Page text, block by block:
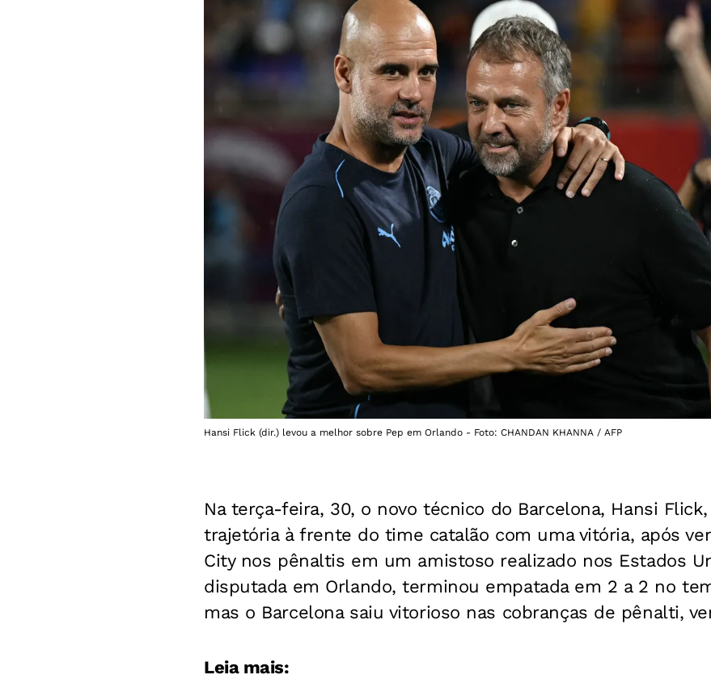
Hansi Flick (dir.) levou a melhor sobre Pep em Orlando - Foto: CHANDAN KHANNA / AFP
Na terça-feira, 30, o novo técnico do Barcelona, Hansi
trajetória à frente do time catalão com uma vitória, após
City nos pênaltis em um amistoso realizado nos Estados
disputada em Orlando, terminou empatada em 2 a 2 no
mas o Barcelona saiu vitorioso nas cobranças de pênalti,
Leia mais: